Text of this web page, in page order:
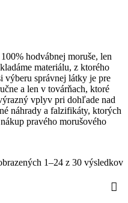
hodvábnej moruše, len
materiálu, z ktorého
výberu správnej látky je pre
a len v továrňach, ktoré
vplyv pri dohľade nad
náhrady a falzifikáty, ktorých
pravého morušového
1–24 z 30 výsledkov